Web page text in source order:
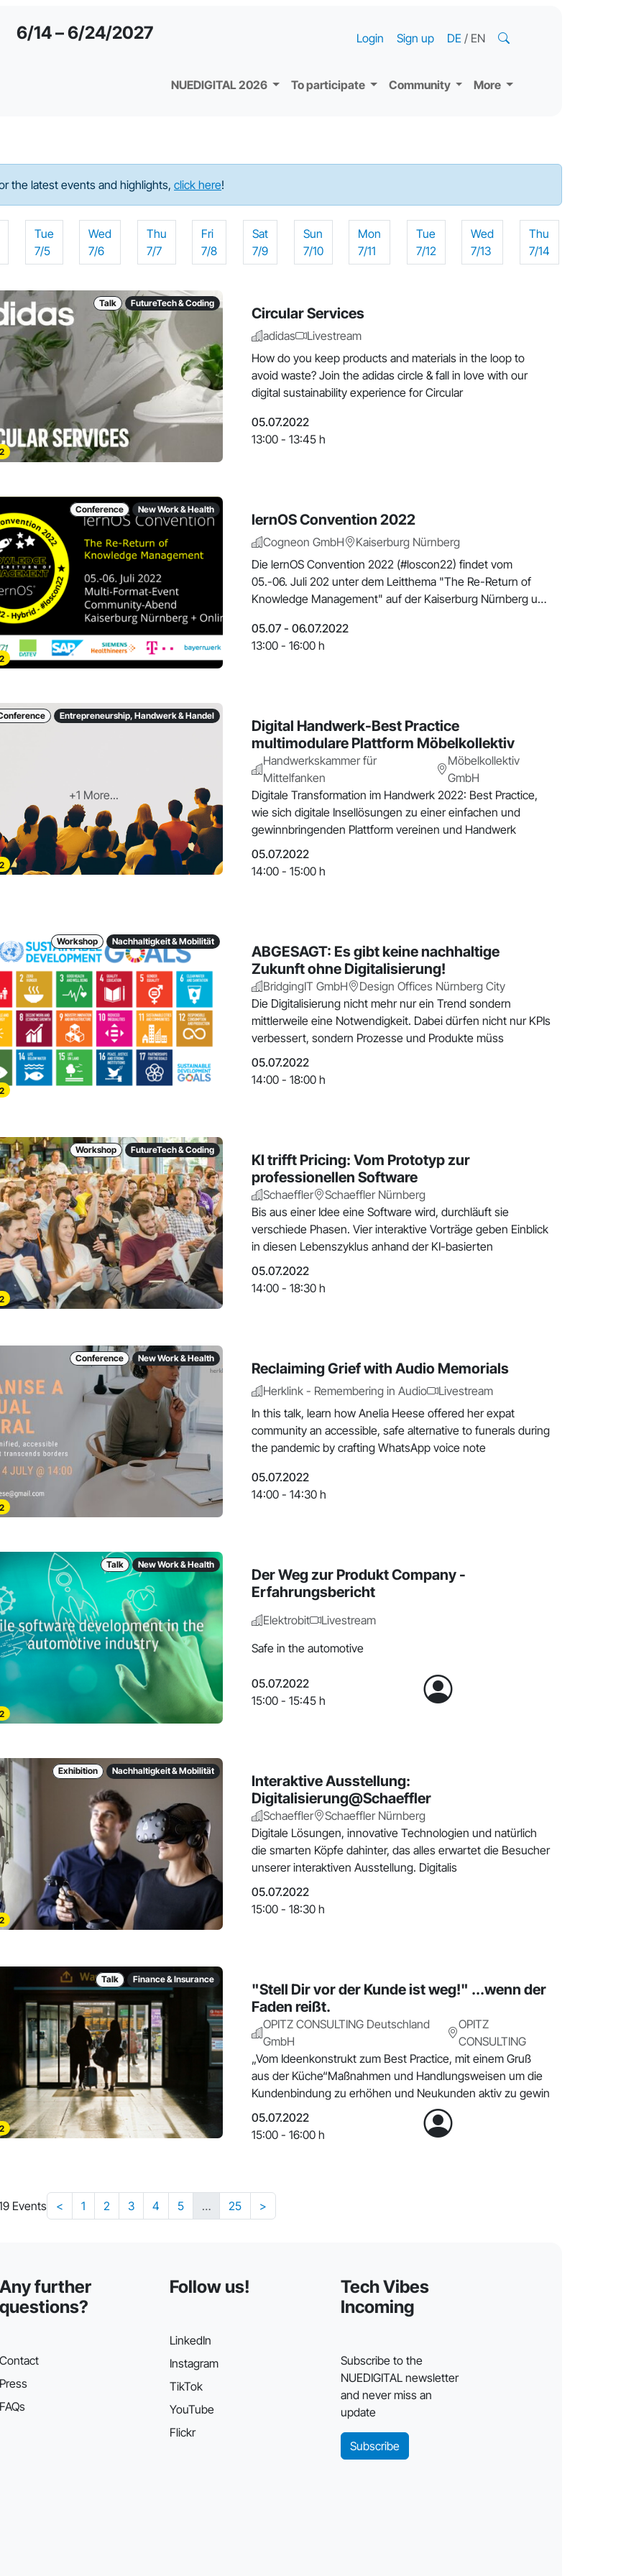
6/14 – 6/24/2027
NUEDIGITAL 2026 To participate Community More
Login Sign up DE / EN
the latest events and highlights, click here!
Tue
7/5
Wed
7/6
Thu
7/7
Fri
7/8
Sat
7/9
Sun
7/10
Mon
7/11
Tue
7/12
Wed
7/13
Thu
7/14
Talk FutureTech & Coding
Circular Services
adidas
Livestream
How do you keep products and materials in the loop to
avoid waste? Join the adidas circle & fall in love with our
digital sustainability experience for Circular
05.07.2022
13:00 - 13:45 h
Conference New Work & Health
lernOS Convention 2022
Cogneon GmbH
Kaiserburg Nürnberg
Die lernOS Convention 2022 (#loscon22) findet vom
05.-06. Juli 202 unter dem Leitthema "The Re-Return of
Knowledge Management" auf der Kaiserburg Nürnberg und
05.07 - 06.07.2022
13:00 - 16:00 h
+1 More...
Entrepreneurship, Handwerk & Handel
Digital Handwerk-Best Practice
multimodulare Plattform Möbelkollektiv
Handwerkskammer für
Mittelfanken
Möbelkollektiv
GmbH
Digitale Transformation im Handwerk 2022: Best Practice,
wie sich digitale Insellösungen zu einer einfachen und
gewinnbringenden Plattform vereinen und Handwerk
05.07.2022
14:00 - 15:00 h
Workshop Nachhaltigkeit & Mobilität
ABGESAGT: Es gibt keine nachhaltige
Zukunft ohne Digitalisierung!
BridgingIT GmbH
Design Offices Nürnberg City
Die Digitalisierung nicht mehr nur ein Trend sondern
mittlerweile eine Notwendigkeit. Dabei dürfen nicht nur KPIs
verbessert, sondern Prozesse und Produkte müss
05.07.2022
14:00 - 18:00 h
Workshop FutureTech & Coding
KI trifft Pricing: Vom Prototyp zur
professionellen Software​
Schaeffler
Schaeffler Nürnberg
Bis aus einer Idee eine Software wird, durchläuft sie
verschiede Phasen. Vier interaktive Vorträge geben Einblick
in diesen Lebenszyklus anhand der KI-basierten
05.07.2022
14:00 - 18:30 h
Conference New Work & Health
Reclaiming Grief with Audio Memorials
Herklink - Remembering in Audio
Livestream
In this talk, learn how Anelia Heese offered her expat
community an accessible, safe alternative to funerals during
the pandemic by crafting WhatsApp voice note
05.07.2022
14:00 - 14:30 h
Talk New Work & Health
Der Weg zur Produkt Company -
Erfahrungsbericht
Elektrobit
Livestream
Safe in the automotive
05.07.2022
15:00 - 15:45 h
Exhibition Nachhaltigkeit & Mobilität
Interaktive Ausstellung:
Digitalisierung@Schaeffler
Schaeffler
Schaeffler Nürnberg
Digitale Lösungen, innovative Technologien und natürlich
die smarten Köpfe dahinter, das alles erwartet die Besucher
unserer interaktiven Ausstellung. Digitalis
05.07.2022
15:00 - 18:30 h
Talk Finance & Insurance
"Stell Dir vor der Kunde ist weg!" ...wenn der
Faden reißt.
OPITZ CONSULTING Deutschland
GmbH
OPITZ
CONSULTING
„Vom Ideenkonstrukt zum Best Practice, mit einem Gruß
aus der Küche“Maßnahmen und Handlungsweisen um die
Kundenbindung zu erhöhen und Neukunden aktiv zu gewin
05.07.2022
15:00 - 16:00 h
Events < 1 2 3 4 5 … 25 >
further
Follow us!
LinkedIn
Instagram
TikTok
YouTube
Flickr
Tech Vibes
Incoming
Subscribe to the
NUEDIGITAL newsletter
and never miss an
update
Subscribe